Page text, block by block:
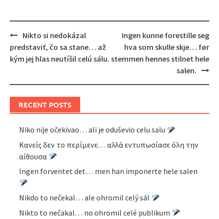
Post
navigation
Nikto si nedokázal
predstaviť, čo sa stane… až
kým jej hlas neutíšil celú sálu.
Ingen kunne forestille seg
hva som skulle skje… før
stemmen hennes stilnet hele
salen.
RECENT POSTS
Niko nije očekivao… ali je oduševio celu salu
Κανείς δεν το περίμενε… αλλά εντυπωσίασε όλη την
αίθουσα
Ingen forventet det… men han imponerte hele salen
Nikdo to nečekal… ale ohromil celý sál
Nikto to nečakal… no ohromil celé publikum